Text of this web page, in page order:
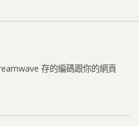
存的編碼跟你的網頁